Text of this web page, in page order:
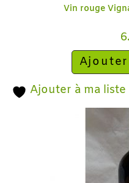
Vin rouge
Ajouter à ma liste